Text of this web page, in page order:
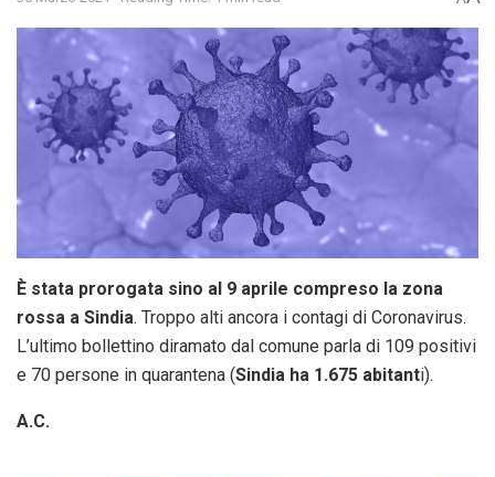
È stata prorogata sino al 9 aprile compreso la zona
rossa a Sindia. Troppo alti ancora i contagi di Coronavirus.
L’ultimo bollettino diramato dal comune parla di 109 positivi
e 70 persone in quarantena (Sindia ha 1.675 abitanti).
A.C.